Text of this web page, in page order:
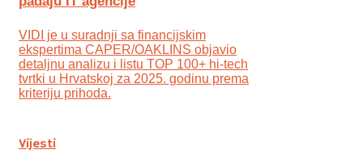
VIDI je u suradnji sa financijskim
ekspertima CAPER/OAKLINS objavio
detaljnu analizu i listu TOP 100+ hi-tech
tvrtki u Hrvatskoj za 2025. godinu prema
kriteriju prihoda.
Vijesti